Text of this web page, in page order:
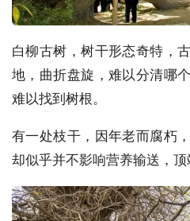
白柳古树，树干形态奇特，
地，曲折盘旋，难以分清哪
难以找到树根。
有一处枝干，因年老而腐朽
却似乎并不影响营养输送，顶